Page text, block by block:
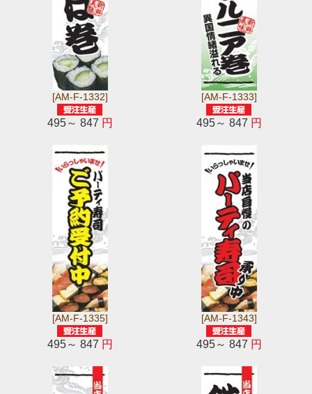
[AM-F-1332]
495～ 847 円
[AM-F-1333]
495～ 847 円
[AM-F-1335]
495～ 847 円
[AM-F-1343]
495～ 847 円